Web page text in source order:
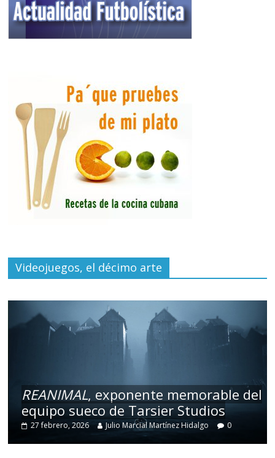
Videojuegos, el décimo arte
REANIMAL, exponente memorable del
equipo sueco de Tarsier Studios
27 febrero, 2026 Julio Marcial Martínez Hidalgo 0